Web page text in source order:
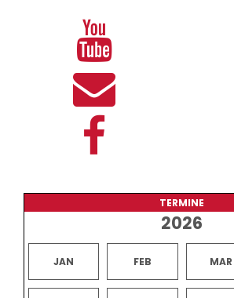
TERMINE
2026
JAN FEB MAR